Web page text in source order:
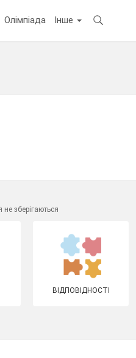
Олімпіада Інше
не зберігаються
ВІДПОВІДНОСТІ